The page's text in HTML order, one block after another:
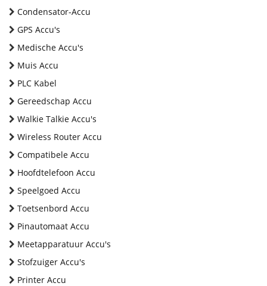
Condensator-Accu
GPS Accu's
Medische Accu's
Muis Accu
PLC Kabel
Gereedschap Accu
Walkie Talkie Accu's
Wireless Router Accu
Compatibele Accu
Hoofdtelefoon Accu
Speelgoed Accu
Toetsenbord Accu
Pinautomaat Accu
Meetapparatuur Accu's
Stofzuiger Accu's
Printer Accu